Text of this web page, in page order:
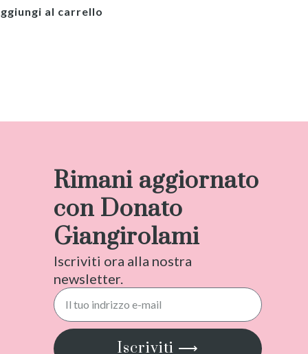
al carrello
Rimani aggiornato
con Donato
Giangirolami
Iscriviti ora alla nostra
newsletter.
Iscriviti ⟶